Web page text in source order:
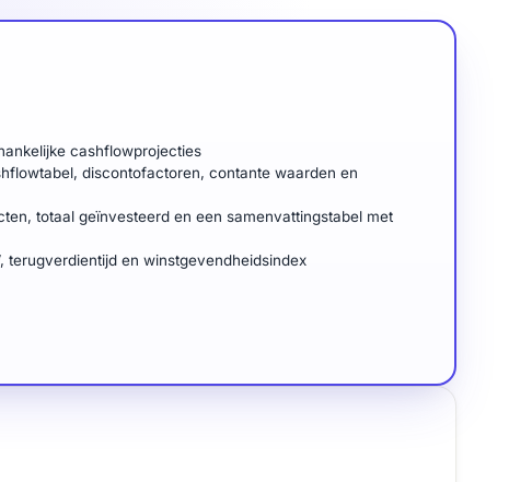
cashflowprojecties
discontofactoren, contante waarden en
totaal geïnvesteerd en een samenvattingstabel met
terugverdientijd en winstgevendheidsindex